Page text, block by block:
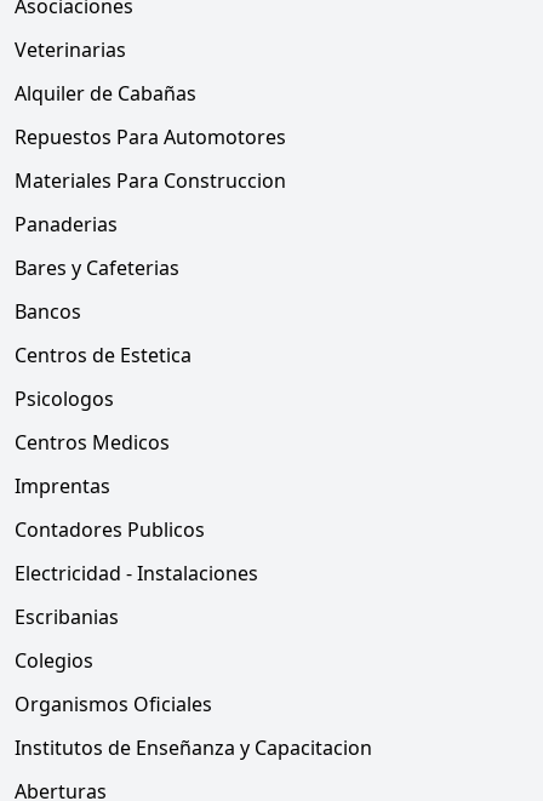
Asociaciones
Veterinarias
Alquiler de Cabañas
Repuestos Para Automotores
Materiales Para Construccion
Panaderias
Bares y Cafeterias
Bancos
Centros de Estetica
Psicologos
Centros Medicos
Imprentas
Contadores Publicos
Electricidad - Instalaciones
Escribanias
Colegios
Organismos Oficiales
Institutos de Enseñanza y Capacitacion
Aberturas